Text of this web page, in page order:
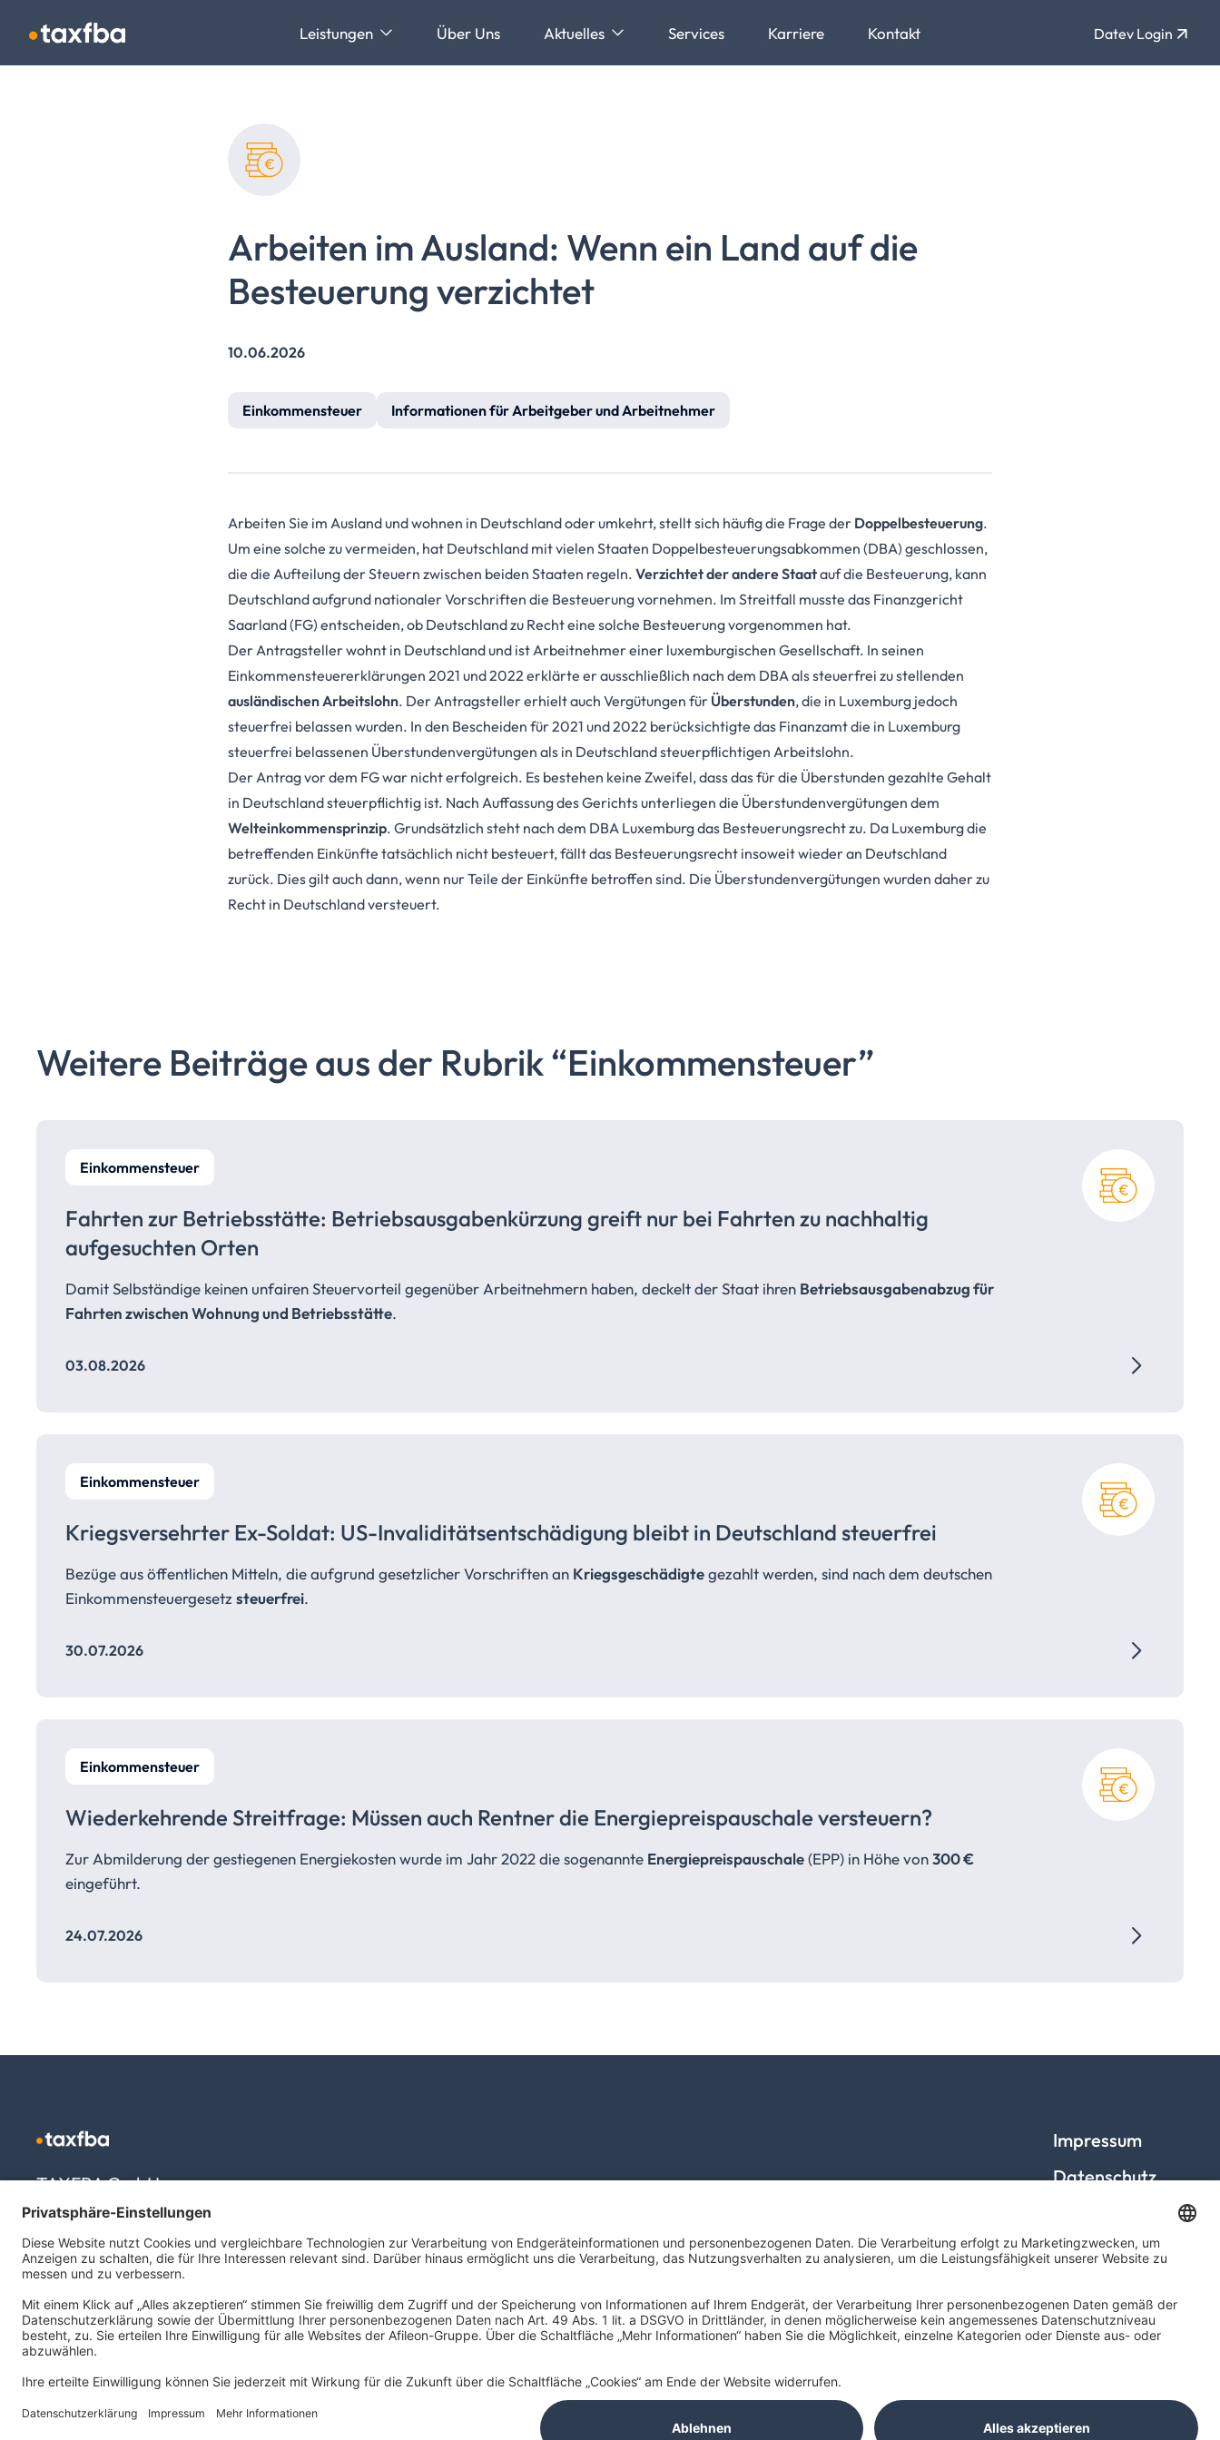
Navigation überspringen Leistungen Über Uns Aktuelles Services Karriere Kontakt Datev Login
Arbeiten im Ausland: Wenn ein Land auf die
Besteuerung verzichtet
10.06.2026
Einkommensteuer Informationen für Arbeitgeber und Arbeitnehmer
Arbeiten Sie im Ausland und wohnen in Deutschland oder umkehrt, stellt sich häufig die Frage der Doppelbesteuerung.
Um eine solche zu vermeiden, hat Deutschland mit vielen Staaten Doppelbesteuerungsabkommen (DBA) geschlossen,
die die Aufteilung der Steuern zwischen beiden Staaten regeln. Verzichtet der andere Staatauf die Besteuerung, kann
Deutschland aufgrund nationaler Vorschriften die Besteuerung vornehmen. Im Streitfall musste das Finanzgericht
Saarland (FG) entscheiden, ob Deutschland zu Recht eine solche Besteuerung vorgenommen hat.
Der Antragsteller wohnt in Deutschland und ist Arbeitnehmer einer luxemburgischen Gesellschaft. In seinen
Einkommensteuererklärungen 2021 und 2022 erklärte er ausschließlich nach dem DBA als steuerfrei zu stellenden
ausländischen Arbeitslohn. Der Antragsteller erhielt auch Vergütungen für Überstunden, die in Luxemburg jedoch
steuerfrei belassen wurden. In den Bescheiden für 2021 und 2022 berücksichtigte das Finanzamt die in Luxemburg
steuerfrei belassenen Überstundenvergütungen als in Deutschland steuerpflichtigen Arbeitslohn.
Der Antrag vor dem FG war nicht erfolgreich. Es bestehen keine Zweifel, dass das für die Überstunden gezahlte Gehalt
in Deutschland steuerpflichtig ist. Nach Auffassung des Gerichts unterliegen die Überstundenvergütungen dem
Welteinkommensprinzip. Grundsätzlich steht nach dem DBA Luxemburg das Besteuerungsrecht zu. Da Luxemburg die
betreffenden Einkünfte tatsächlich nicht besteuert, fällt das Besteuerungsrecht insoweit wieder an Deutschland
zurück. Dies gilt auch dann, wenn nur Teile der Einkünfte betroffen sind. Die Überstundenvergütungen wurden daher zu
Recht in Deutschland versteuert.
Weitere Beiträge aus der Rubrik“Einkommensteuer”
Einkommensteuer
Fahrten zur Betriebsstätte: Betriebsausgabenkürzung greift nur bei Fahrten zu nachhaltig
aufgesuchten Orten
Damit Selbständige keinen unfairen Steuervorteil gegenüber Arbeitnehmern haben, deckelt der Staat ihren Betriebsausgabenabzug für
Fahrten zwischen Wohnung und Betriebsstätte.
03.08.2026
Einkommensteuer
Kriegsversehrter Ex-Soldat: US-Invaliditätsentschädigung bleibt in Deutschland steuerfrei
Bezüge aus öffentlichen Mitteln, die aufgrund gesetzlicher Vorschriften an Kriegsgeschädigtegezahlt werden, sind nach dem deutschen
Einkommensteuergesetz steuerfrei.
30.07.2026
Einkommensteuer
Wiederkehrende Streitfrage: Müssen auch Rentner die Energiepreispauschaleversteuern?
Zur Abmilderung der gestiegenen Energiekosten wurde im Jahr 2022 die sogenannte Energiepreispauschale(EPP) in Höhe von300 €
eingeführt.
24.07.2026
TAXFBA GmbH
Gasstraße 18, Haus 6a
22761 Hamburg
info@taxfba.de
Impressum
Datenschutz
Barrierefreiheit
Cookies